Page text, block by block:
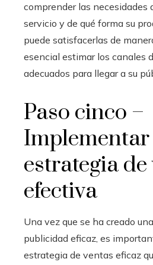
comprender las necesidades
servicio y de qué forma su
puede satisfacerlas de
esencial estimar los canales
adecuados para llegar a su
Paso cinco –
estrategia de
efectiva
Una vez que se ha creado
publicidad eficaz, es
estrategia de ventas eficaz